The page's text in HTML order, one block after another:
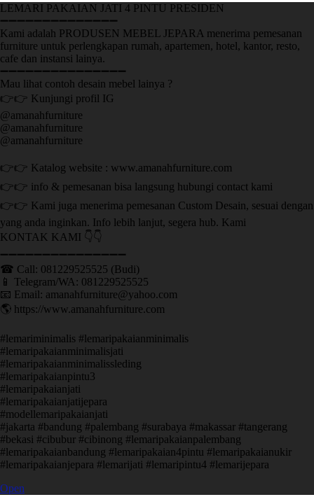
LEMARI PAKAIAN JATI 4 PINTU PRESIDEN
➖➖➖➖➖➖➖➖➖➖➖➖➖➖
Kami adalah PRODUSEN MEBEL JEPARA menerima pemesanan
furniture untuk perlengkapan rumah, apartemen, hotel, kantor, resto,
cafe dan instansi lainya.
➖➖➖➖➖➖➖➖➖➖➖➖➖➖➖
Mau lihat contoh desain mebel lainya ?
👉👉 Kunjungi profil IG
@amanahfurniture
@amanahfurniture
@amanahfurniture
👉👉 Katalog website : www.amanahfurniture.com
👉👉 info & pemesanan bisa langsung hubungi contact kami
👉👉 Kami juga menerima pemesanan Custom Desain, sesuai dengan
yang anda inginkan. Info lebih lanjut, segera hub. Kami
KONTAK KAMI 👇👇
➖➖➖➖➖➖➖➖➖➖➖➖➖➖➖ ㅤ
☎ Call: 081229525525 (Budi)
📱 Telegram/WA: 081229525525
📧 Email: amanahfurniture@yahoo.com
🌎 https://www.amanahfurniture.com
#lemariminimalis #lemaripakaianminimalis
#lemaripakaianminimalisjati
#lemaripakaianminimalissleding
#lemaripakaianpintu3
#lemaripakaianjati
#lemaripakaianjatijepara
#modellemaripakaianjati
#jakarta #bandung #palembang #surabaya #makassar #tangerang
#bekasi #cibubur #cibinong #lemaripakaianpalembang
#lemaripakaianbandung #lemaripakaian4pintu #lemaripakaianukir
#lemaripakaianjepara #lemarijati #lemaripintu4 #lemarijepara
Open